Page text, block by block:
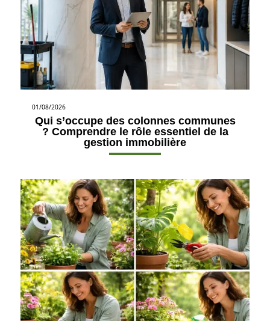
01/08/2026
Qui s’occupe des colonnes communes
? Comprendre le rôle essentiel de la
gestion immobilière